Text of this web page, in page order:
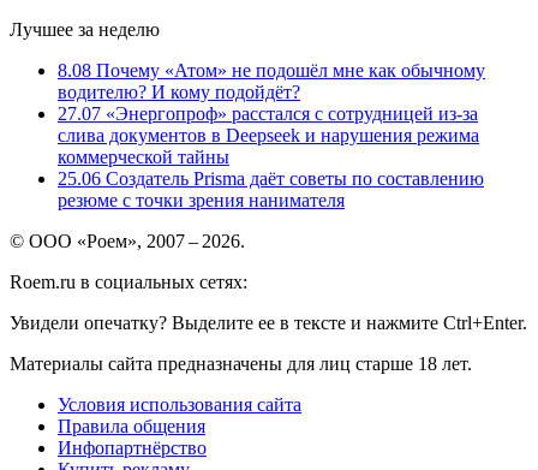
Лучшее за неделю
8.08 Почему «Атом» не подошёл мне как обычному
водителю? И кому подойдёт?
27.07 «Энергопроф» расстался с сотрудницей из-за
слива документов в Deepseek и нарушения режима
коммерческой тайны
25.06 Создатель Prisma даёт советы по составлению
резюме с точки зрения нанимателя
© ООО «Роем», 2007 – 2026.
Roem.ru в социальных сетях:
Увидели опечатку? Выделите ее в тексте и нажмите Ctrl+Enter.
Материалы сайта предназначены для лиц старше 18 лет.
Условия использования сайта
Правила общения
Инфопартнёрство